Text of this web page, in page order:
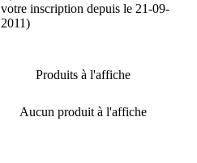
votre inscription depuis le 21-09-
2011)
Produits à l'affiche
Aucun produit à l'affiche